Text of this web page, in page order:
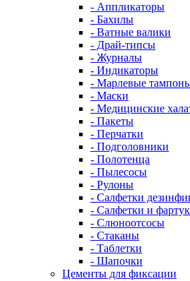
- Аппликаторы
- Бахилы
- Ватные валики
- Драй-типсы
- Журналы
- Индикаторы
- Марлевые
- Маски
- Медицинские
- Пакеты
- Перчатки
- Подголовники
- Полотенца
- Пылесосы
- Рулоны
- Салфетки
- Салфетки и
- Слюноотсосы
- Стаканы
- Таблетки
- Шапочки
Цементы для фиксации